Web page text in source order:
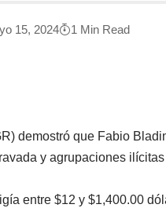
15, 2024 1 Min Read
demostró que Fabio
y agrupaciones
entre $12 y $1,400.00